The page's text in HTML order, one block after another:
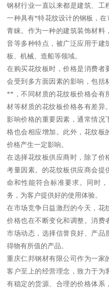
钢材行业一直以来都是建筑、工
一种具有*特花纹设计的钢板，
青睐。作为一种的建筑装饰材料
音等多种特点，被广泛应用于建
板、机械、造船等领域。
在购买花纹板时，价格是消费者
会受到多方面因素的影响，包括
**，不同材质的花纹板价格会有
材等材质的花纹板价格各有差异
影响价格的重要因素，通常情况
格也会相应增加。此外，花纹板
价格产生一定影响。
在选择花纹板供应商时，除了价
考量因素。的花纹板供应商会提
命和性能符合标准要求。同时
务，为客户提供好的使用体验。
在市场竞争日益激烈的今天，花
价格也在不断变化和调整。消费
市场动态，选择信誉良好、产品
得物有所值的产品。
重庆仁邦钢材有限公司作为一家
客户至上的经营理念，致力于为
有稳定的货源、合理的价格体系